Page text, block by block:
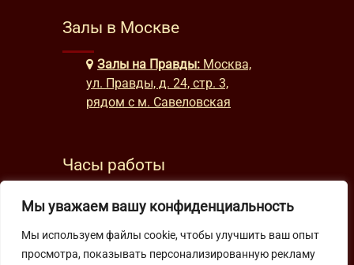
Мы уважаем вашу конфиденциальность
Мы используем файлы cookie, чтобы улучшить ваш опыт
просмотра, показывать персонализированную рекламу
Залы в Москве
Залы на Правды: Москва,
ул. Правды, д. 24, стр. 3,
рядом с м. Савеловская
Часы работы
будни: с 9:00 до 22:00